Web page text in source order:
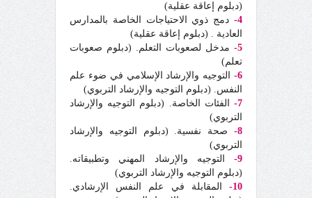
(دبلوم إعاقة عقلية)
4-
دمج ذوي الاحتياجات الخاصة بالمدارس
العادية . (دبلوم إعاقة عقلية)
5-
مدخل لصعوبات التعلم. (دبلوم صعوبات
تعلم)
6-
التوجيه والإرشاد الإسلامي في ضوء علم
النفس. (دبلوم التوجيه والإرشاد التربوي)
7-
الفئات الخاصة. (دبلوم التوجيه والإرشاد
التربوي)
8-
صحة نفسية. (دبلوم التوجيه والإرشاد
التربوي)
9-
التوجيه والإرشاد المهني وتطبيقاته.
(دبلوم التوجيه والإرشاد التربوي)
10-
المقابلة في علم النفس الإرشادي.